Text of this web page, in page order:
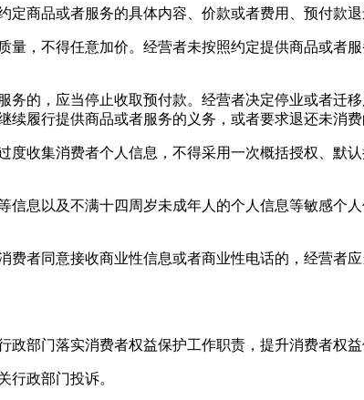
商品或者服务的具体内容、价款或者费用、预付款退
，不得任意加价。经营者未按照约定提供商品或者
的，应当停止收取预付款。经营者决定停业或者迁
履行提供商品或者服务的义务，或者要求退还未消费
收集消费者个人信息，不得采用一次概括授权、默
息以及不满十四周岁未成年人的个人信息等敏感个
者同意接收商业性信息或者商业性电话的，经营者
部门落实消费者权益保护工作职责，提升消费者权益
政部门投诉。